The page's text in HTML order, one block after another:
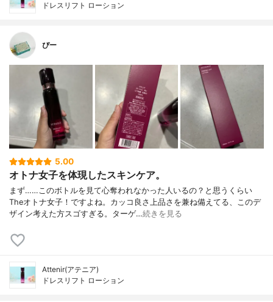
ドレスリフト ローション
ぴー
5.00
オトナ女子を体現したスキンケア。
まず……このボトルを見て心奪われなかった人いるの？と思うくらい
Theオトナ女子！ですよね。カッコ良さ上品さを兼ね備えてる、このデ
ザイン考えた方スゴすぎる。ターゲ…続きを見る
Attenir(アテニア)
ドレスリフト ローション